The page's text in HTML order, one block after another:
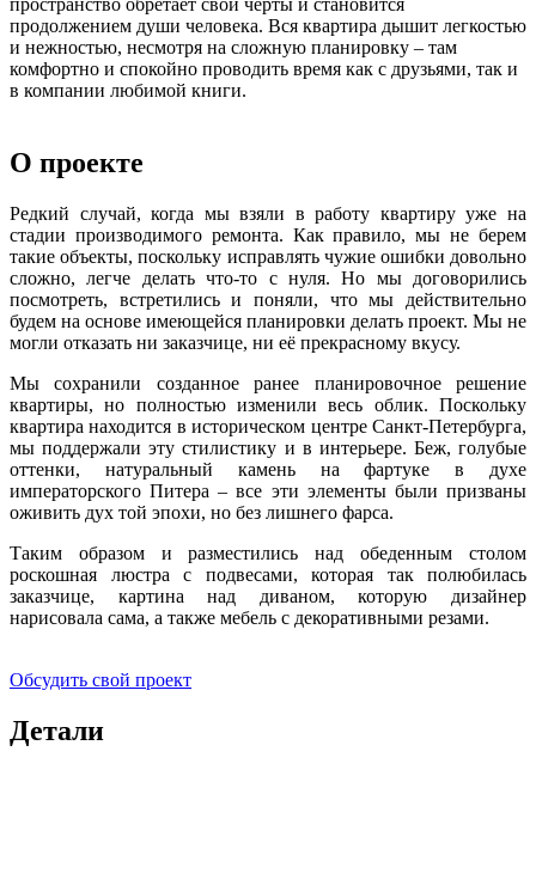
продолжением души человека. Вся квартира дышит легкостью
и нежностью, несмотря на сложную планировку – там
комфортно и спокойно проводить время как с друзьями, так и
в компании любимой книги.
О проекте
Редкий случай, когда мы взяли в работу квартиру уже на
стадии производимого ремонта. Как правило, мы не берем
такие объекты, поскольку исправлять чужие ошибки довольно
сложно, легче делать что-то с нуля. Но мы договорились
посмотреть, встретились и поняли, что мы действительно
будем на основе имеющейся планировки делать проект. Мы не
могли отказать ни заказчице, ни её прекрасному вкусу.
Мы сохранили созданное ранее планировочное решение
квартиры, но полностью изменили весь облик. Поскольку
квартира находится в историческом центре Санкт-Петербурга,
мы поддержали эту стилистику и в интерьере. Беж, голубые
оттенки, натуральный камень на фартуке в духе
императорского Питера – все эти элементы были призваны
оживить дух той эпохи, но без лишнего фарса.
Таким образом и разместились над обеденным столом
роскошная люстра с подвесами, которая так полюбилась
заказчице, картина над диваном, которую дизайнер
нарисовала сама, а также мебель с декоративными резами.
Обсудить свой проект
Детали